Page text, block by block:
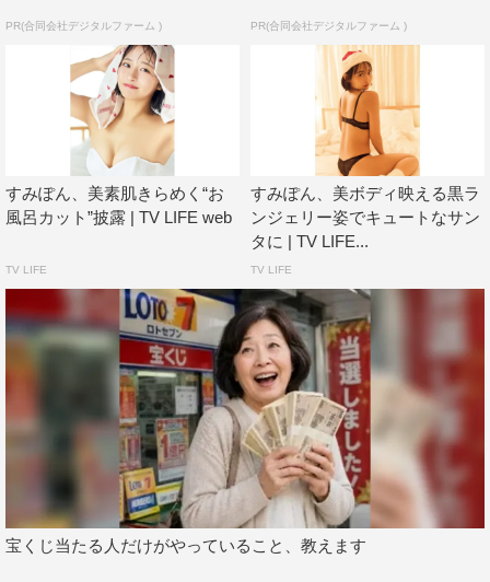
PR(合同会社デジタルファーム ) PR(合同会社デジタルファーム )
すみぽん、美素肌きらめく“お
風呂カット”披露 | TV LIFE web
TV LIFE
すみぽん、美ボディ映える黒ラ
ンジェリー姿でキュートなサン
タに | TV LIFE...
TV LIFE
宝くじ当たる人だけがやっていること、教えます